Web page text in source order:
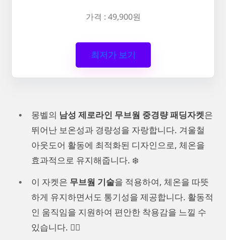
가격 : 49,900원
최저가 보기
몽벨의 남성 제로라인 무브웜 중경량 패딩자켓은
뛰어난 보온성과 경량성을 자랑합니다. 겨울철
아웃도어 활동에 최적화된 디자인으로, 체온을
효과적으로 유지해줍니다. ❄️
이 자켓은 무브웜 기술을 적용하여, 체온을 따뜻
하게 유지하면서도 통기성을 제공합니다. 활동적
인 움직임을 지원하여 편안한 착용감을 느낄 수
있습니다. 🏃‍♂️